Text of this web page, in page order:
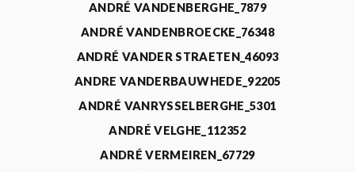
ANDRÉ VANDENBERGHE_7879
ANDRÉ VANDENBROECKE_76348
ANDRÉ VANDER STRAETEN_46093
ANDRE VANDERBAUWHEDE_92205
ANDRÉ VANRYSSELBERGHE_5301
ANDRÉ VELGHE_112352
ANDRÉ VERMEIREN_67729